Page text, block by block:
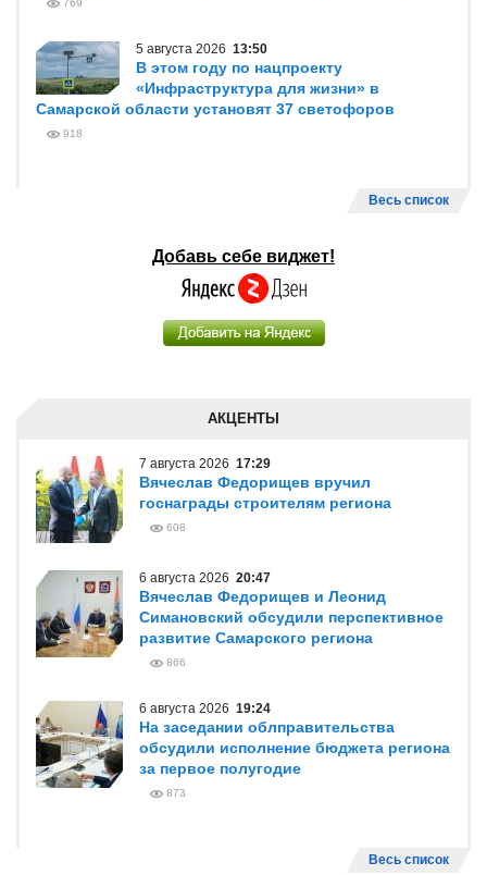
769
5 августа 2026 13:50
В этом году по нацпроекту
«Инфраструктура для жизни» в
Самарской области установят 37 светофоров
918
Весь список
Добавь себе виджет!
АКЦЕНТЫ
7 августа 2026 17:29
Вячеслав Федорищев вручил
госнаграды строителям региона
608
6 августа 2026 20:47
Вячеслав Федорищев и Леонид
Симановский обсудили перспективное
развитие Самарского региона
866
6 августа 2026 19:24
На заседании облправительства
обсудили исполнение бюджета региона
за первое полугодие
873
Весь список